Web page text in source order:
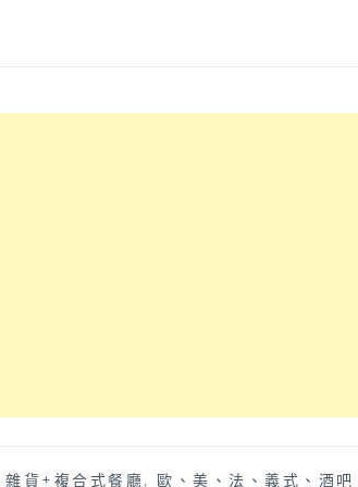
貨+複合式餐廳, 歐、美、法、義式、酒吧